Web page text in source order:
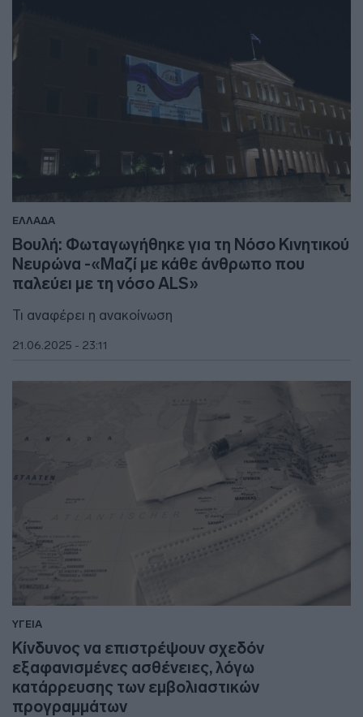
ΕΛΛΑΔΑ
Βουλή: Φωταγωγήθηκε για τη Νόσο Κινητικού
Νευρώνα -«Μαζί με κάθε άνθρωπο που
παλεύει με τη νόσο ALS»
Τι αναφέρει η ανακοίνωση
21.06.2025 - 23:11
ΥΓΕΙΑ
Κίνδυνος να επιστρέψουν σχεδόν
εξαφανισμένες ασθένειες, λόγω
κατάρρευσης των εμβολιαστικών
προγραμμάτων